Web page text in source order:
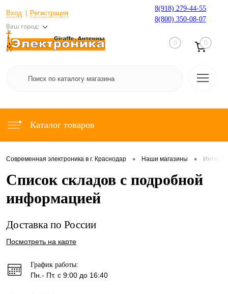
Вход Регистрация
Ваш город:
8(918) 279-44-55
8(800) 350-08-07
0 0
Каталог товаров
Современная электроника в г. Краснодар • Наши магазины •
Список складов с подробной
информацией
Доставка по России
Посмотреть на карте
График работы:
Пн.- Пт. с 9:00 до 16:40